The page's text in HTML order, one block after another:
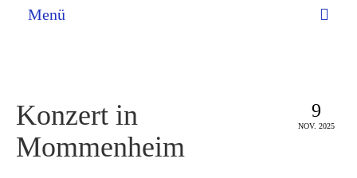
Menü
9
NOV. 2025
Konzert in
Mommenheim